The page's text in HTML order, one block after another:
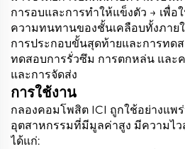
การอบและการทำให้แข็งตัว → เพื่อ
ความทนทานของชั้นเคลือบทั้งภาย
การประกอบขั้นสุดท้ายและการทด
ทดสอบการรั่วซึม การตกหล่น และ
และการจัดส่ง
การใช้งาน
กลองคอมโพสิต ICI ถูกใช้อย่างแพ
อุตสาหกรรมที่มีมูลค่าสูง มีความไว
ได้แก่: